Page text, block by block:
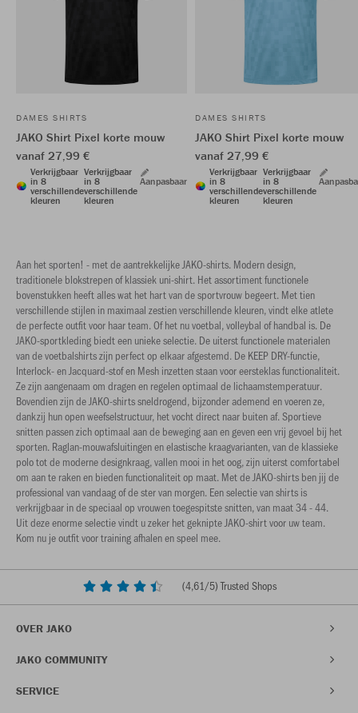
DAMES SHIRTS
JAKO Shirt Pixel korte mouw
vanaf 27,99 €
Verkrijgbaar
in 8
verschillende
kleuren
Verkrijgbaar
in 8
verschillende
kleuren
Aanpasbaar
DAMES SHIRTS
JAKO Shirt Pixel korte mouw
vanaf 27,99 €
Verkrijgbaar
in 8
verschillende
kleuren
Verkrijgbaar
in 8
verschillende
kleuren
Aan het sporten! - met de aantrekkelijke JAKO-shirts. Modern design,
traditionele blokstrepen of klassiek uni-shirt. Het assortiment functionele
bovenstukken heeft alles wat het hart van de sportvrouw begeert. Met tien
verschillende stijlen in maximaal zestien verschillende kleuren, vindt elke atlete
de perfecte outfit voor haar team. Of het nu voetbal, volleybal of handbal is. De
JAKO-sportkleding biedt een unieke selectie. De uiterst functionele materialen
van de voetbalshirts zijn perfect op elkaar afgestemd. De KEEP DRY-functie,
Interlock- en Jacquard-stof en Mesh inzetten staan ​​voor eersteklas functionaliteit.
Ze zijn aangenaam om dragen en regelen optimaal de lichaamstemperatuur.
Bovendien zijn de JAKO-shirts sneldrogend, bijzonder ademend en voeren ze,
dankzij hun open weefselstructuur, het vocht direct naar buiten af. Sportieve
snitten passen zich optimaal aan de beweging aan en geven een vrij gevoel bij het
sporten. Raglan-mouwafsluitingen en elastische kraagvarianten, van de klassieke
polo tot de moderne designkraag, vallen mooi in het oog, zijn uiterst comfortabel
om aan te raken en bieden functionaliteit op maat. Met de JAKO-shirts ben jij de
professional van vandaag of de ster van morgen. Een selectie van shirts is
verkrijgbaar in de speciaal op vrouwen toegespitste snitten, van maat 34 - 44.
Uit deze enorme selectie vindt u zeker het geknipte JAKO-shirt voor uw team.
Kom nu je outfit voor training afhalen en speel mee.
(4,61/5) Trusted Shops
OVER JAKO
JAKO COMMUNITY
SERVICE